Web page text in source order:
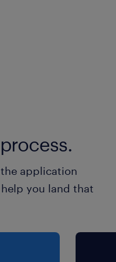
najwyższe
technologie.
brygadami
application
you land that